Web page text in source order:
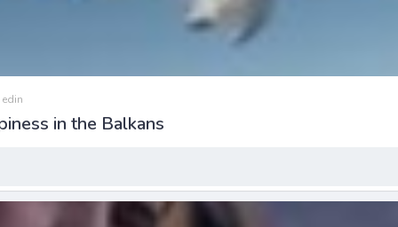
in the Balkans